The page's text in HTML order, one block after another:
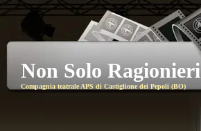
Non Solo Ragionieri
Compagnia teatrale APS di Castiglione dei Pepoli (BO)